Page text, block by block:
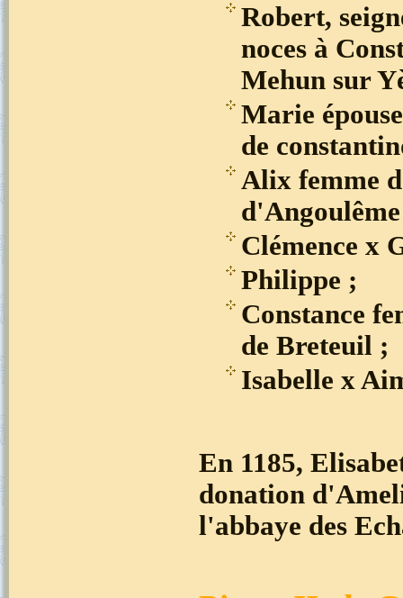
Robert,
noces à
Mehun sur
Marie
de
Alix femme
Clémence x
Philippe ;
Constance
de Breteuil ;
Isabelle x
En 1185,
donation
l'abbaye des